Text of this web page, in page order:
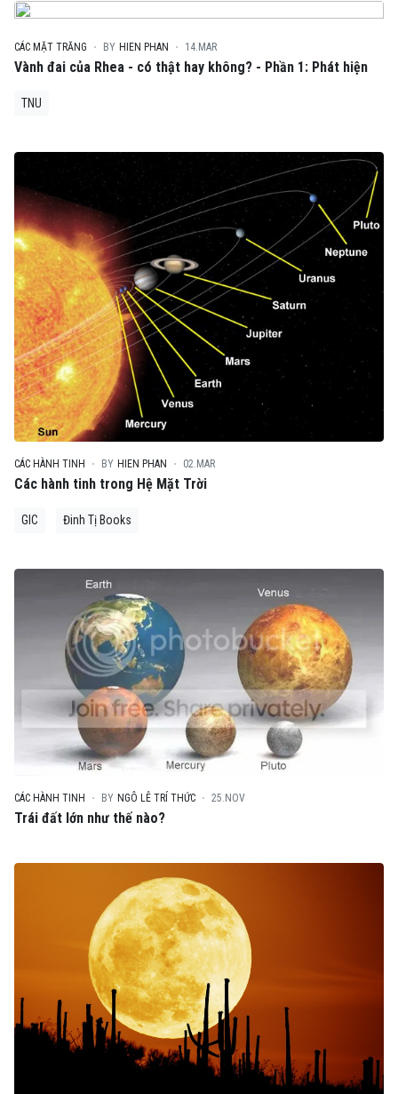
CÁC MẶT TRĂNG BY HIEN PHAN 14.MAR
Vành đai của Rhea - có thật hay không? - Phần 1: Phát hiện
TNU
CÁC HÀNH TINH BY HIEN PHAN 02.MAR
Các hành tinh trong Hệ Mặt Trời
GIC Đinh Tị Books
CÁC HÀNH TINH BY NGÔ LÊ TRÍ THỨC 25.NOV
Trái đất lớn như thế nào?